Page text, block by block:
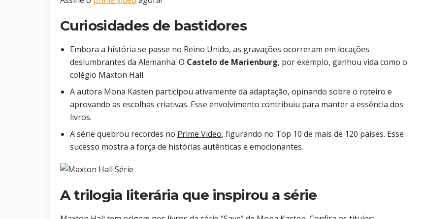
Curiosidades de bastidores
Embora a história se passe no Reino Unido, as gravações ocorreram em locações
deslumbrantes da Alemanha. O Castelo de Marienburg, por exemplo, ganhou vida como o
colégio Maxton Hall.
A autora Mona Kasten participou ativamente da adaptação, opinando sobre o roteiro e
aprovando as escolhas criativas. Esse envolvimento contribuiu para manter a essência dos
livros.
A série quebrou recordes no Prime Video, figurando no Top 10 de mais de 120 países. Esse
sucesso mostra a força de histórias autênticas e emocionantes.
A trilogia literária que inspirou a série